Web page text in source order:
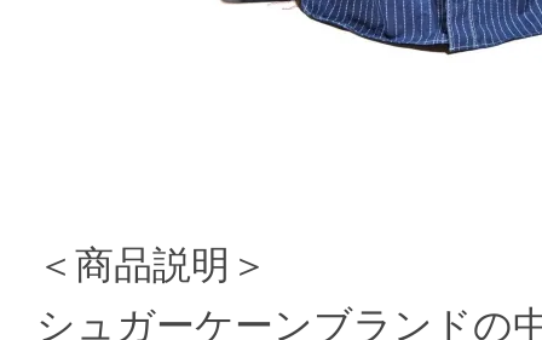
＜商品説明＞
シュガーケーンブランドの